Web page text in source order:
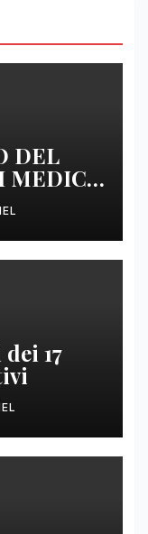
DEL
MEDICI
ARMI
17